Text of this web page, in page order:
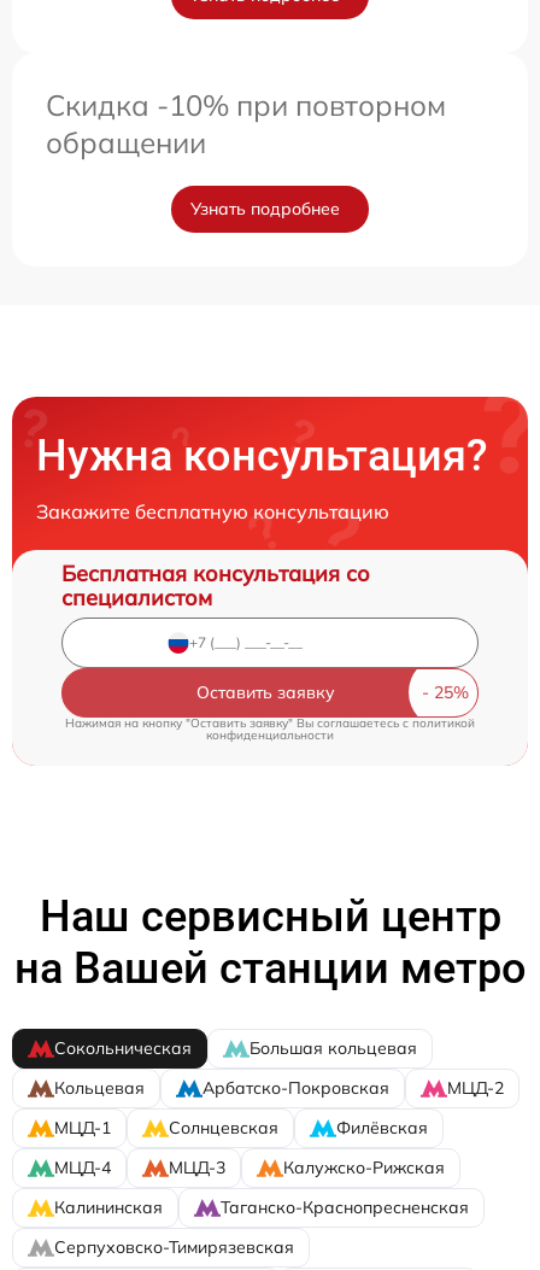
Скидка -10% при повторном
обращении
Узнать подробнее
Нужна консультация?
Закажите бесплатную консультацию
Бесплатная консультация со
специалистом
Оставить заявку
Нажимая на кнопку "Оставить заявку" Вы соглашаетесь cполитикой
конфиденциальности
Наш сервисный центр
на Вашей станции метро
Сокольническая
Большая кольцевая
Кольцевая
Арбатско-Покровская
МЦД-2
МЦД-1
Солнцевская
Филёвская
МЦД-4
МЦД-3
Калужско-Рижская
Калининская
Таганско-Краснопресненская
Серпуховско-Тимирязевская